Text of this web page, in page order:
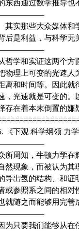
东西通过数学推导也
其实那些大众媒体和
后是利益，与科学无
哲学和实证这两个方
物理上可变的光速人
离和时间等。因此就
，光速就是可变的。
存在着本末倒置的嫌
《下观 科学纲领 力
所周知，牛顿力学在
然现象，而被认为其
导出氢的结构、和证
或参照系之间的相对
就随之而能够用完善
为只要我们能够从在